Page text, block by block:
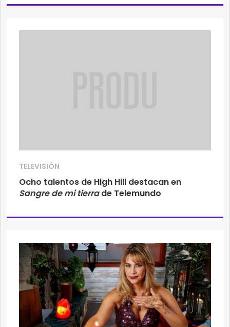
TELEVISIÓN
Ocho talentos de High Hill destacan en
Sangre de mi tierrade Telemundo